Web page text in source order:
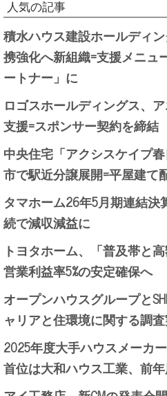
人気の記事
積水ハウス建設ホールディ
携強化へ新組織=支援メニュ
ートナー」に
ロゴスホールディングス、
支援=スポンサー契約を締結
中央住宅「アクシスケイプ
市で駅近分譲展開=平屋建て
タマホーム26年5月期連結
続で減収減益に
トヨタホーム、「普及帯と
営業利益率5%の安定確保へ
オープンハウスグループと
ャリアと住環境に関する調
2025年度大手ハウスメーカ
首位は大和ハウス工業、前